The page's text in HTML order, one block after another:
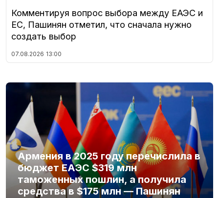
Комментируя вопрос выбора между ЕАЭС и
ЕС, Пашинян отметил, что сначала нужно
создать выбор
07.08.2026 13:00
Армения в 2025 году перечислила в
бюджет ЕАЭС $319 млн
таможенных пошлин, а получила
средства в $175 млн — Пашинян